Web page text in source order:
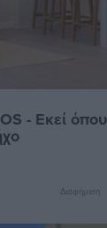
- Εκεί
Διαφήμιση